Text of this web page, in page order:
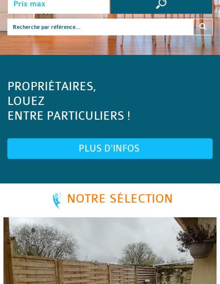
PROPRIÉTAIRES,
LOUEZ
ENTRE PARTICULIERS !
PLUS D'INFOS
NOTRE SÉLECTION